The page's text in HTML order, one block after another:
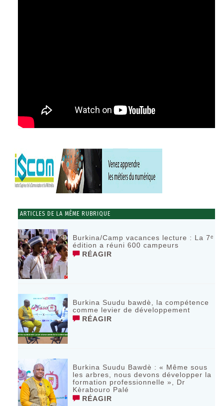
ARTICLES DE LA MÊME RUBRIQUE
Burkina/Camp vacances lecture : La 7ᵉ
édition a réuni 600 campeurs
RÉAGIR
Burkina Suudu bawdè, la compétence
comme levier de développement
RÉAGIR
Burkina Suudu Bawdè : « Même sous
les arbres, nous devons développer la
formation professionnelle », Dr
Kèrabouro Palé
RÉAGIR